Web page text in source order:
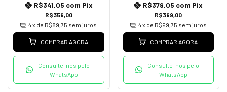
R$359,00
R$341,05 com Pix
4x de R$89,75 sem juros
COMPRAR AGORA
Consulte-nos pelo
WhatsApp
R$399,00
R$379,05 com Pix
4x de R$99,75 sem juros
COMPRAR AGORA
Consulte-nos pelo
WhatsApp